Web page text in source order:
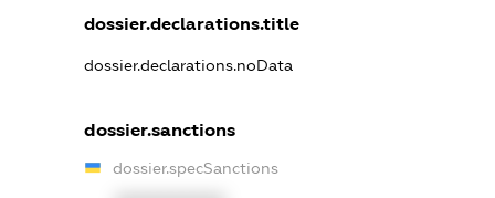
dossier.declarations.title
dossier.declarations.noData
dossier.sanctions
dossier.specSanctions